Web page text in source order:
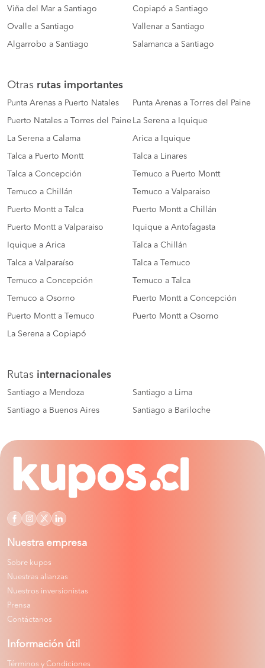
Viña del Mar a Santiago Copiapó a Santiago
Ovalle a Santiago Vallenar a Santiago
Algarrobo a Santiago Salamanca a Santiago
Otras rutas importantes
Punta Arenas a Puerto Natales Punta Arenas a Torres del Paine
Puerto Natales a Torres del Paine La Serena a Iquique
La Serena a Calama Arica a Iquique
Talca a Puerto Montt Talca a Linares
Talca a Concepción Temuco a Puerto Montt
Temuco a Chillán Temuco a Valparaiso
Puerto Montt a Talca Puerto Montt a Chillán
Puerto Montt a Valparaiso Iquique a Antofagasta
Iquique a Arica Talca a Chillán
Talca a Valparaíso Talca a Temuco
Temuco a Concepción Temuco a Talca
Temuco a Osorno Puerto Montt a Concepción
Puerto Montt a Temuco Puerto Montt a Osorno
La Serena a Copiapó
Rutas internacionales
Santiago a Mendoza Santiago a Lima
Santiago a Buenos Aires Santiago a Bariloche
Nuestra empresa
Sobre kupos
Nuestras alianzas
Nuestros inversionistas
Prensa
Contáctanos
Información útil
Términos y Condiciones